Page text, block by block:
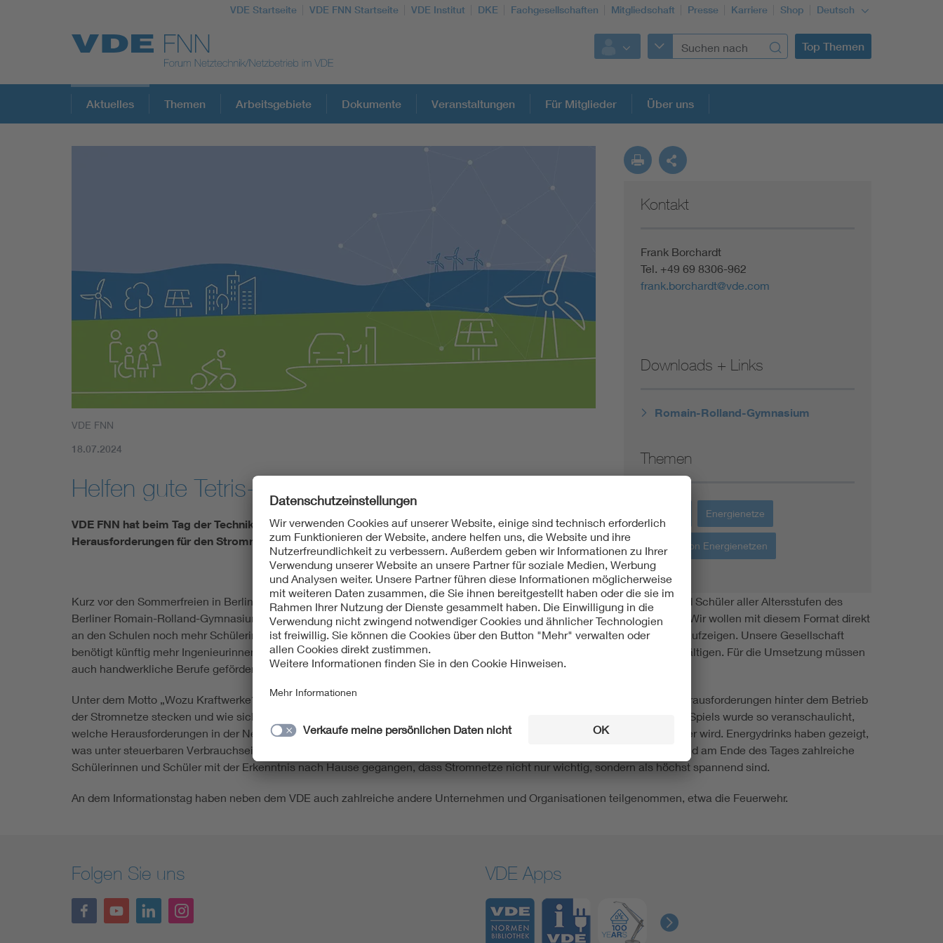
VDE Startseite VDE FNN Startseite VDE Institut DKE Fachgesellschaften Mitgliedschaft Presse Karriere Shop Deutsch
Top Themen
Top Themen
Health
Standards
Vom Netz zum System
Digitalisierung und Metering
Versorgungsqualität Stromnetze
Innovative Netztechnologien
Umwelt- und Naturschutz
Regelsetzung
Aktuelles Themen Arbeitsgebiete Dokumente Veranstaltungen Für Mitglieder Über uns
VDE FNN
18.07.2024
Helfen gute Tetris-Skills beim Stromnetzbetrieb?
VDE FNN hat beim Tag der Technik@School am Romain-Rolland-Gymnasium in Berlin die
Herausforderungen für den Stromnetzbetrieb vermittelt.
Kontakt
Frank Borchardt
Tel. +49 69 8306-962
frank.borchardt@vde.com
Downloads + Links
Romain-Rolland-Gymnasium
Themen
Energienetze
Betrieb von Energienetzen
Kurz vor den Sommerfreien in Berlin hat der VDE e. V. erstmals einen Informationstag für die rund tausend Schülerinnen und Schüler aller Altersstufen des
Berliner Romain-Rolland-Gymnasiums ausgerichtet. Ralf Berger, Leiter VDE Region Ost-Mitte und Organisator des Tages: „Wir wollen mit diesem Format direkt
an den Schulen noch mehr Schülerinnen und Schüler für Technik begeistern und ihnen die vielfältigen Berufsperspektiven aufzeigen. Unsere Gesellschaft
benötigt künftig mehr Ingenieurinnen und Ingenieure, um die Herausforderungen der All Electric Society erfolgreich zu bewältigen. Für die Umsetzung müssen
auch handwerkliche Berufe gefördert und entwickelt werden.“
Unter dem Motto „Wozu Kraftwerke? Bei uns kommt der Strom aus der Steckdose“ hat VDE FNN dabei gezeigt, welche Herausforderungen hinter dem Betrieb
der Stromnetze stecken und wie sich diese unter dem Eindruck der Energiewende verändern. Mit Hilfe des beliebten Tetris-Spiels wurde so veranschaulicht,
welche Herausforderungen in der Netzführung liegen, wenn die Stromerzeugung durch erneuerbare Energien immer volatiler wird. Energydrinks haben gezeigt,
was unter steuerbaren Verbrauchseinrichtungen und Gleichzeitigkeit zu verstehen ist und wie Flexibilität funktioniert. So sind am Ende des Tages zahlreiche
Schülerinnen und Schüler mit der Erkenntnis nach Hause gegangen, dass Stromnetze nicht nur wichtig, sondern als höchst spannend sind.
An dem Informationstag haben neben dem VDE auch zahlreiche andere Unternehmen und Organisationen teilgenommen, etwa die Feuerwehr.
Folgen Sie uns VDE Apps